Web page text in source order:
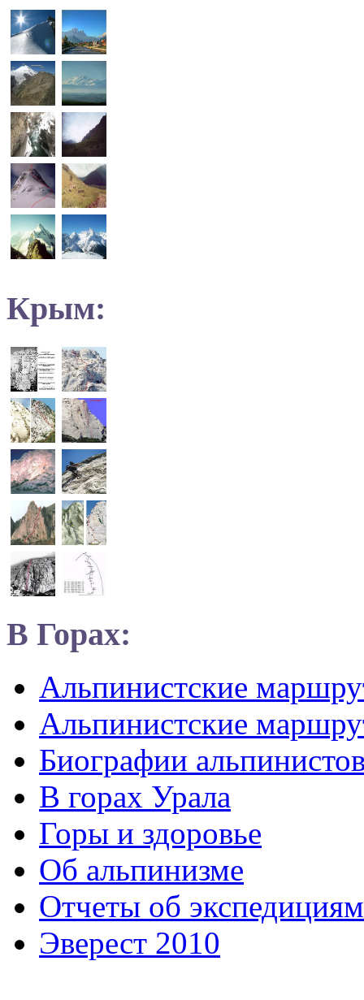
Крым:
В Горах:
Альпинистские
Альпинистские
Биографии
В горах Урала
Горы и здоровье
Об альпинизме
Отчеты об экспедициям
Эверест 2010